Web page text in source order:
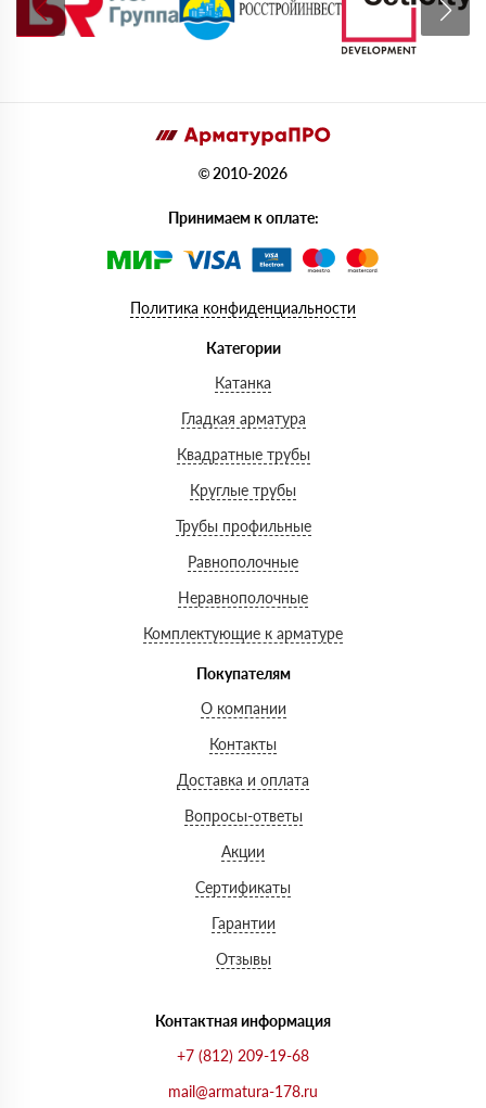
© 2010-2026
Принимаем к оплате:
Политика конфиденциальности
Категории
Катанка
Гладкая арматура
Квадратные трубы
Круглые трубы
Трубы профильные
Равнополочные
Неравнополочные
Комплектующие к арматуре
Покупателям
О компании
Контакты
Доставка и оплата
Вопросы-ответы
Акции
Сертификаты
Гарантии
Отзывы
Контактная информация
+7 (812) 209-19-68
mail@armatura-178.ru